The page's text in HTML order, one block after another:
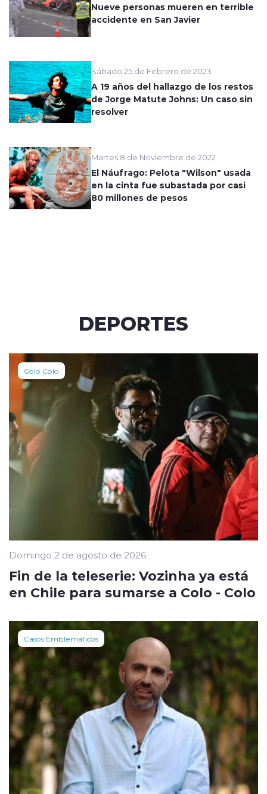
Nueve personas mueren en terrible
accidente en San Javier
Sábado 25 de Febrero de 2023
A 19 años del hallazgo de los restos
de Jorge Matute Johns: Un caso sin
resolver
Martes 8 de Noviembre de 2022
El Náufrago: Pelota "Wilson" usada
en la cinta fue subastada por casi
80 millones de pesos
DEPORTES
Colo Colo
Domingo 2 de agosto de 2026
Fin de la teleserie: Vozinha ya está
en Chile para sumarse a Colo - Colo
Casos Emblemáticos